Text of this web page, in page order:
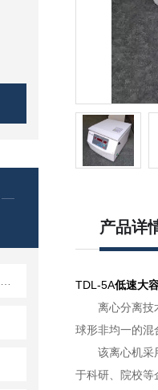
产品详
TDL-5A低速大
离心分离技
球形非均一的混
该离心机采
于科研、院校等